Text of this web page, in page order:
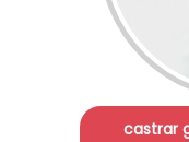
castrar